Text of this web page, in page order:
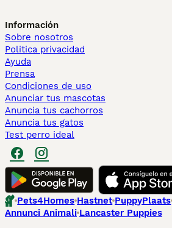
Información
Sobre nosotros
Politica privacidad
Ayuda
Prensa
Condiciones de uso
Anunciar tus mascotas
Anuncia tus cachorros
Anuncia tus gatos
Test perro ideal
Pets4Homes Hastnet PuppyPlaats
Annunci Animali Lancaster Puppies